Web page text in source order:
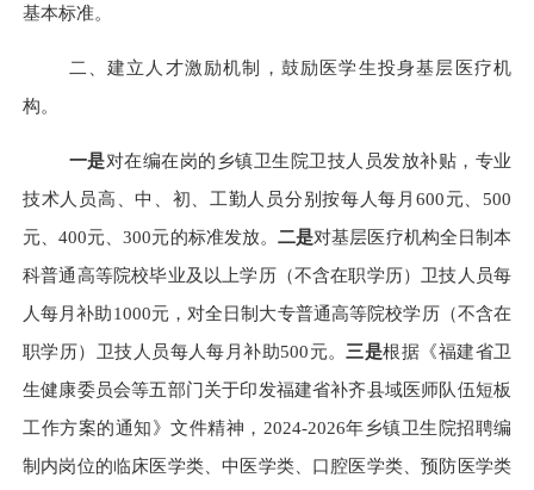
基本标准。
二、建立人才激励机制，鼓励医学生投身基层医疗机
构。
一是对在编在岗的乡镇卫生院卫技人员发放补贴，专业
技术人员高、中、初、工勤人员分别按每人每月 600元、500
元、400元、300元的标准发放。二是对基层医疗机构全日制本
科普通高等院校毕业及以上学历（不含在职学历）卫技人员每
人每月补助1000元，对全日制大专普通高等院校学历（不含在
职学历）卫技人员每人每月补助500元。 三是根据《福建省卫
生健康委员会等五部门关于印发福建省补齐县域医师队伍短板
工作方案的通知》文件精神， 2024-2026年乡镇卫生院招聘编
制内岗位的临床医学类、中医学类、口腔医学类、预防医学类